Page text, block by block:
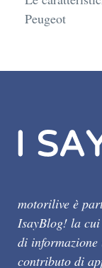
Peugeot
motorilive è
IsayBlog! la
di informazione
contributo di